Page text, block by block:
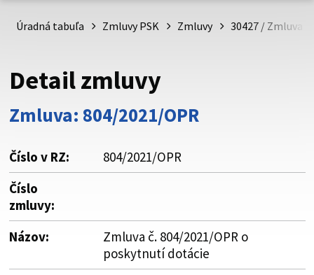
psk.sk.
Buďte pozorní a vždy sa uistite, že zdieľate informácie iba
cez zabezpečenú webovú stránku. Zabezpečená stránka
vždy začína https:// pred názvom domény webového sídla.
Úradná tabuľa Zmluvy PSK Zmluvy 30427 / Zmluva
Detail zmluvy
Zmluva: 804/2021/OPR
Číslo v RZ:
804/2021/OPR
Číslo
zmluvy:
Názov:
Zmluva č. 804/2021/OPR o
poskytnutí dotácie